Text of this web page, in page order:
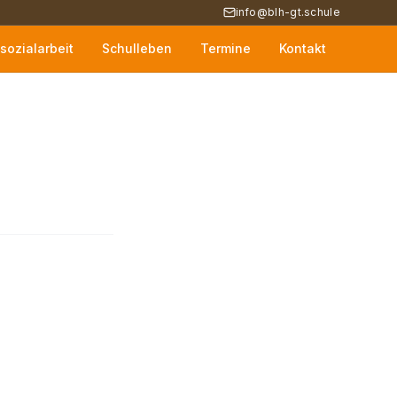
info@blh-gt.schule
Schulleben Termine Kontakt